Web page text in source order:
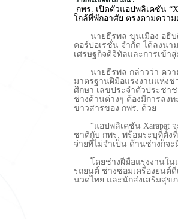
กพร. เปิดตัวแอปพลิเคชัน
ใกล้ที่พักอาศัย ตรงตามควา
นายธีรพล ขุนเมือง อธิบดี
คอร์ปอเรชั่น จำกัด ได้ลงนา
เศรษฐกิจดิจิทัลและการเข้า
นายธีรพล กล่าวว่า ความ
มาตรฐานฝีมือแรงงานแห่งช
ศึกษา เลขประจำตัวประชา
ช่างด้านต่างๆ ต้องมีการลง
ข่าวสารของ กพร. ด้วย
“แอปพลิเคชัน Xarapat จ
ชาติกับ กพร. พร้อมระบุที่ตั้ง
จ่ายที่ไม่จำเป็น ด้านช่างก็จะ
โดยช่างฝีมือแรงงานในแ
รถยนต์ ช่างซ่อมเครื่องยนต์
นวดไทย และนักส่งเสริมสุข